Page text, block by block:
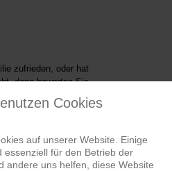
zufrieden, oder hat
dann bewerten Sie
Menüleiste unter
Cookies
auf unserer Website. Einige
essenziell für den Betrieb der
andere uns helfen, diese Website